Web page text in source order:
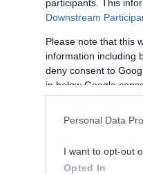
participants. This
Downstream
Please note that this
information including
deny consent to
in below Google
Personal Data
I want to opt-out
Opted In